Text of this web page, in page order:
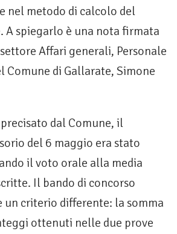
nel metodo di calcolo del
A spiegarlo è una nota firmata
Affari generali, Personale
Comune di Gallarate, Simone
dal Comune, il
del 6 maggio era stato
il voto orale alla media
Il bando di concorso
un criterio differente: la somma
ottenuti nelle due prove